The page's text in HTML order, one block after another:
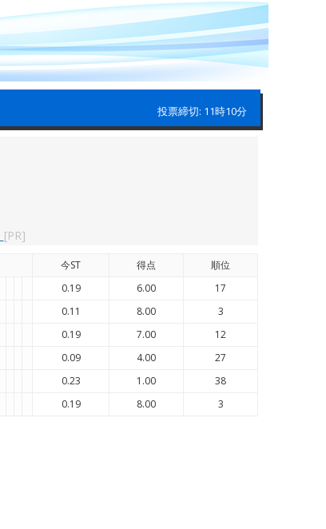
投票締切: 11時10分
[PR]
今ST 得点
順位
0.19 6.00
17
0.11 8.00
3
0.19 7.00
12
0.09 4.00
27
0.23 1.00
38
0.19 8.00 3